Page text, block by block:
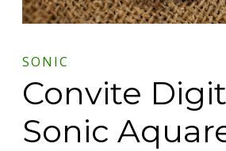
SONIC
Convite
Sonic